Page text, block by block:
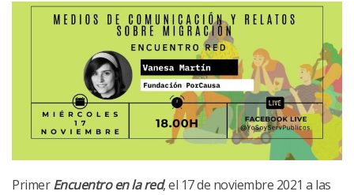
PrimerEncuentro en la red, el 17 de noviembre 2021 a las